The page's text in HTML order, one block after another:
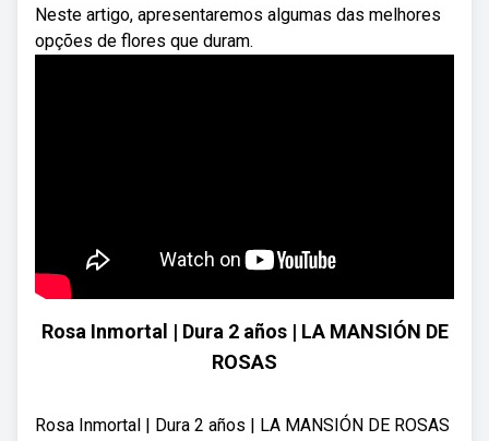
Neste artigo, apresentaremos algumas das melhores
opções de flores que duram.
Rosa Inmortal | Dura 2 años | LA MANSIÓN DE
ROSAS
Rosa Inmortal | Dura 2 años | LA MANSIÓN DE ROSAS